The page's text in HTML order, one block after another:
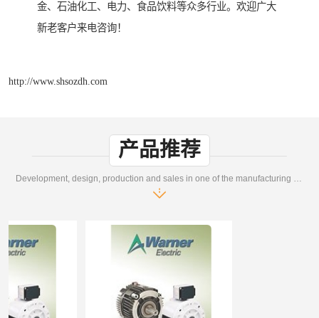
金、石油化工、电力、食品饮料等众多行业。欢迎广大
新老客户来电咨询！
http://www.shsozdh.com
产品推荐